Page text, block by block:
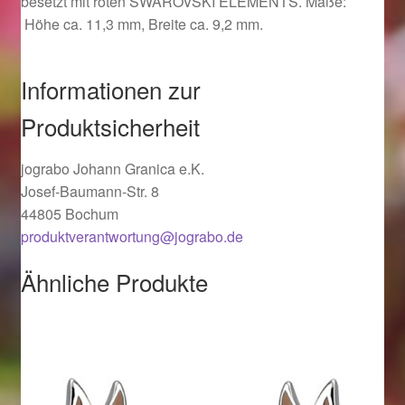
Ostergeschenke finden für Ostern 2019
Ostergeschenke finden für Ostern 2021
Ostergeschenke finden für Ostern 2022
Partner
Höhe ca. 11,3 mm, Breite ca. 9,2 mm.
Informationen zur
Produktsicherheit
jograbo Johann Granica e.K.
Josef-Baumann-Str. 8
44805 Bochum
produktverantwortung@jograbo.de
Ähnliche Produkte